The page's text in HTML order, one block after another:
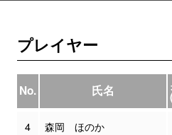
プレイヤー
No. 氏名
4 森岡 ほのか